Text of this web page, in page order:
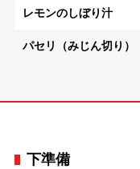
レモンのしぼり汁
パセリ（みじん切り）
下準備